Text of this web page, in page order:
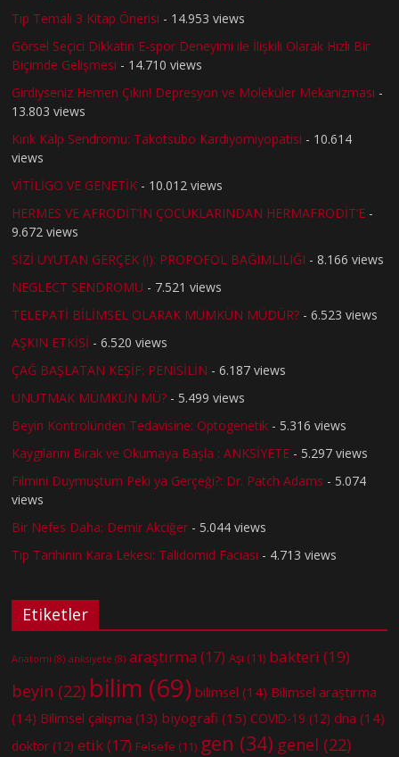
Tıp Temalı 3 Kitap Önerisi - 14.953 views
Görsel Seçici Dikkatin E-spor Deneyimi ile İlişkili Olarak Hızlı Bir
Biçimde Gelişmesi - 14.710 views
Girdiyseniz Hemen Çıkın! Depresyon ve Moleküler Mekanizması -
13.803 views
Kırık Kalp Sendromu: Takotsubo Kardiyomiyopatisi - 10.614
views
VİTİLİGO VE GENETİK - 10.012 views
HERMES VE AFRODİT’İN ÇOCUKLARINDAN HERMAFRODİT’E -
9.672 views
SİZİ UYUTAN GERÇEK (!): PROPOFOL BAĞIMLILIĞI - 8.166 views
NEGLECT SENDROMU - 7.521 views
TELEPATİ BİLİMSEL OLARAK MÜMKÜN MÜDÜR? - 6.523 views
AŞKIN ETKİSİ - 6.520 views
ÇAĞ BAŞLATAN KEŞİF: PENİSİLİN - 6.187 views
UNUTMAK MÜMKÜN MÜ? - 5.499 views
Beyin Kontrolünden Tedavisine: Optogenetik - 5.316 views
Kaygılarını Bırak ve Okumaya Başla : ANKSİYETE - 5.297 views
Filmini Duymuştum Peki ya Gerçeği?: Dr. Patch Adams - 5.074
views
Bir Nefes Daha: Demir Akciğer - 5.044 views
Tıp Tarihinin Kara Lekesi: Talidomid Faciası - 4.713 views
Etiketler
Anatomi (8) anksiyete (8) araştırma (17) Aşı (11) bakteri (19)
beyin (22) bilim (69) bilimsel (14) Bilimsel araştırma
(14) Bilimsel çalışma (13) biyografi (15) COVID-19 (12) dna (14)
doktor (12) etik(17) Felsefe (11) gen (34) genel (22)